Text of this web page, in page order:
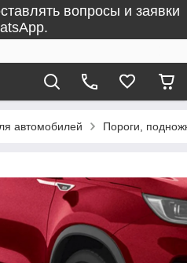
вопросы и заявки
автомобилей Пороги,